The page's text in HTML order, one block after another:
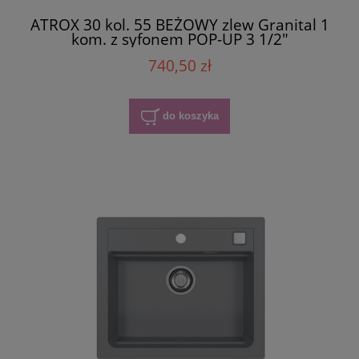
ATROX 30 kol. 55 BEŻOWY zlew Granital 1
kom. z syfonem POP-UP 3 1/2"
740,50 zł
do koszyka